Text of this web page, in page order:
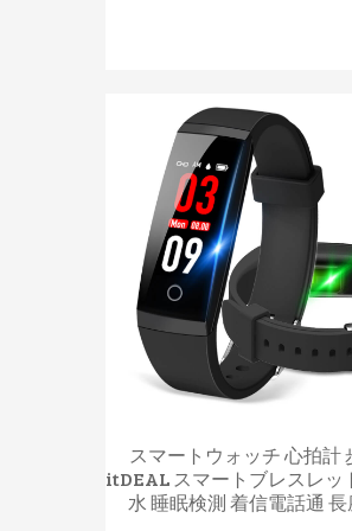
スマートウォッチ 心拍計
itDEAL スマートブレスレッ
水 睡眠検測 着信電話通